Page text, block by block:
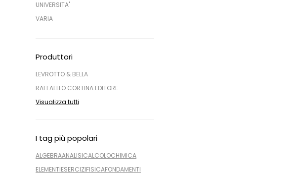
UNIVERSITA'
VARIA
Produttori
LEVROTTO & BELLA
RAFFAELLO CORTINA EDITORE
Visualizza tutti
I tag più popolari
ALGEBRAANALISICALCOLOCHIMICA
ELEMENTIESERCIZIFISICAFONDAMENTI